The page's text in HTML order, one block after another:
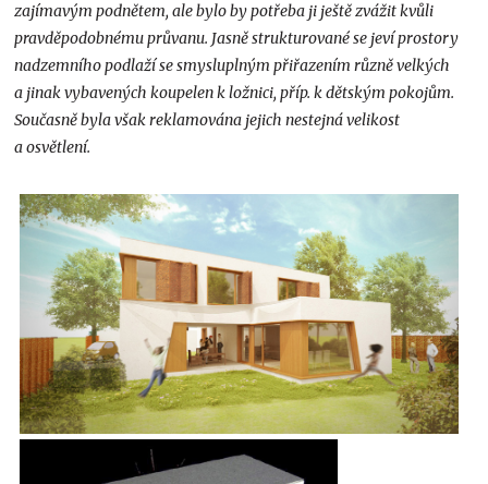
zajímavým podnětem, ale bylo by potřeba ji ještě zvážit kvůli
pravděpodobnému průvanu. Jasně strukturované se jeví prostory
nadzemního podlaží se smysluplným přiřazením různě velkých
a jinak vybavených koupelen k ložnici, příp. k dětským pokojům.
Současně byla však reklamována jejich nestejná velikost
a osvětlení.